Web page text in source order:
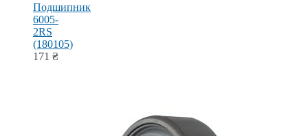
Подшипник
6005-
2RS
(180105)
171 ₴